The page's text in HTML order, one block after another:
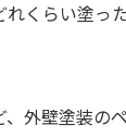
くらい塗っ
外壁塗装の